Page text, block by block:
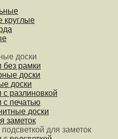
круглые
доски
без рамки
доски
доски
с разлиновкой
с печатью
доски
заметок
для заметок